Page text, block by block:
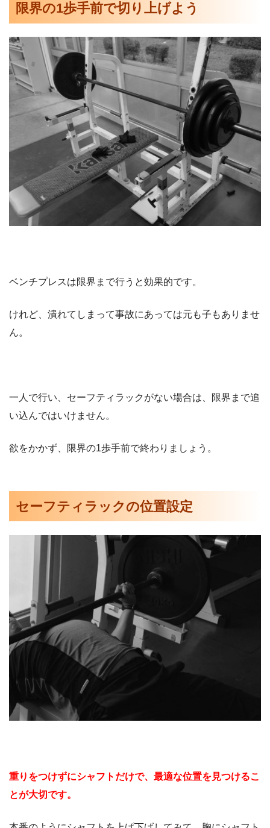
限界の1歩手前で切り上げよう
ベンチプレスは限界まで行うと効果的です。
けれど、潰れてしまって事故にあっては元も子もありませ
ん。
一人で行い、セーフティラックがない場合は、限界まで追
い込んではいけません。
欲をかかず、限界の1歩手前で終わりましょう。
セーフティラックの位置設定
重りをつけずにシャフトだけで、最適な位置を見つけるこ
とが大切です。